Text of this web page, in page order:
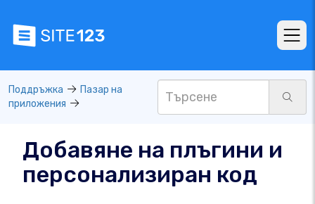
Поддръжка
Пазар на
приложения
Добавяне на плъгини и
персонализиран код